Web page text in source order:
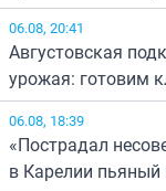
06.08, 20:41
Августовская
урожая: готовим
06.08, 18:39
«Пострадал
в Карелии пьяный